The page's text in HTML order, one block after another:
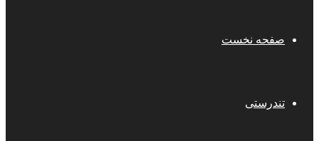
صفحه نخست
تندرستی